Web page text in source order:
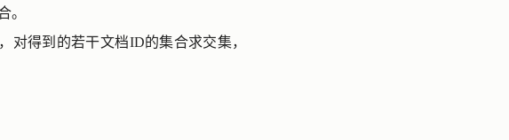
。
对得到的若干文档ID的集合求交集，